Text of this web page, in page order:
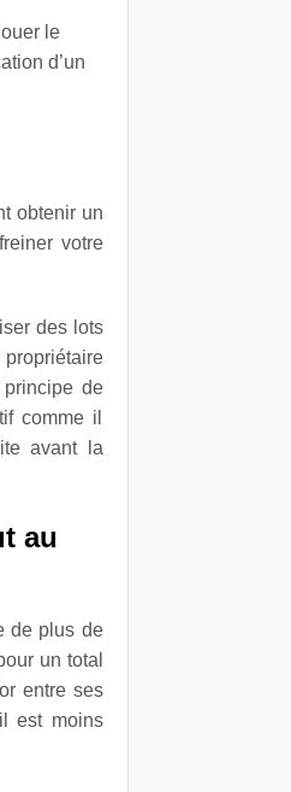
le
d’un
obtenir un
votre
des lots
de
comme il
avant la
au
de plus de
un total
entre ses
est moins